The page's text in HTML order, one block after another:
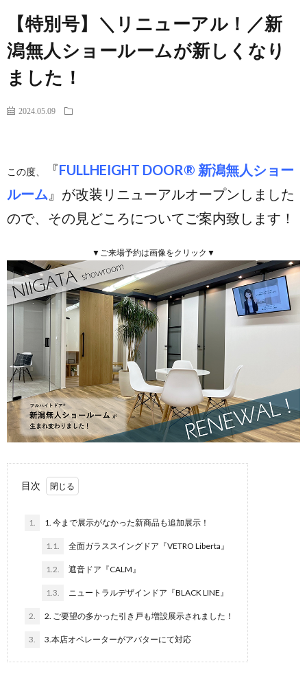
【特別号】＼リニューアル！／新
潟無人ショールームが新しくなり
ました！
2024.05.09
この度、 『FULLHEIGHT DOOR® 新潟無人ショー
ルーム 』が改装リニューアルオープンしました
ので、その見どころについてご案内致します！
▼ご来場予約は画像をクリック▼
目次
1. 1. 今まで展示がなかった新商品も追加展示！
1.1. 全面ガラススイングドア『VETRO Liberta』
1.2. 遮音ドア『CALM』
1.3. ニュートラルデザインドア『BLACK LINE』
2. 2. ご要望の多かった引き戸も増設展示されました！
3. 3.本店オペレーターがアバターにて対応